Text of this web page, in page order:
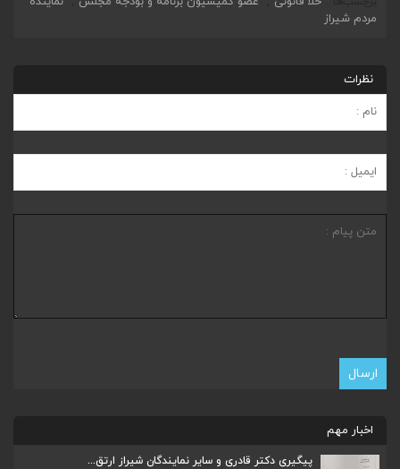
مردم شیراز
نظرات
اخبار مهم
پیگیری دکتر قادری و سایر نمایندگان شیراز ارتق...